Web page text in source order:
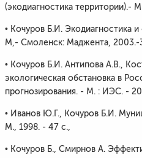
(экодиагностика территории).-
• Кочуров Б.И. Экодиагностика
М,- Смоленск: Маджента, 2003.-
• Кочуров Б.И. Антипова А.В.,
экологическая обстановка в
прогнозирования. - М. : ИЭС. -
• Иванов Ю.Г., Кочуров Б.И.
М., 1998. - 47 с.,
• Кочуров Б., Смирнов А.